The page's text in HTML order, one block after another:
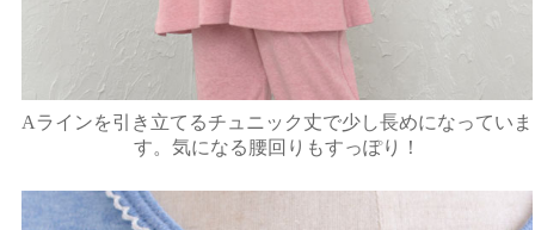
Aラインを引き立てるチュニック丈で少し長めになっていま
す。気になる腰回りもすっぽり！